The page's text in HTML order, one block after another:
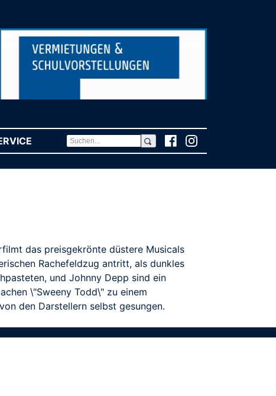
(CURRENT)
das preisgekrönte düstere Musicals
Rachefeldzug antritt, als dunkles
und Johnny Depp sind ein
\"Sweeny Todd\" zu einem
den Darstellern selbst gesungen.